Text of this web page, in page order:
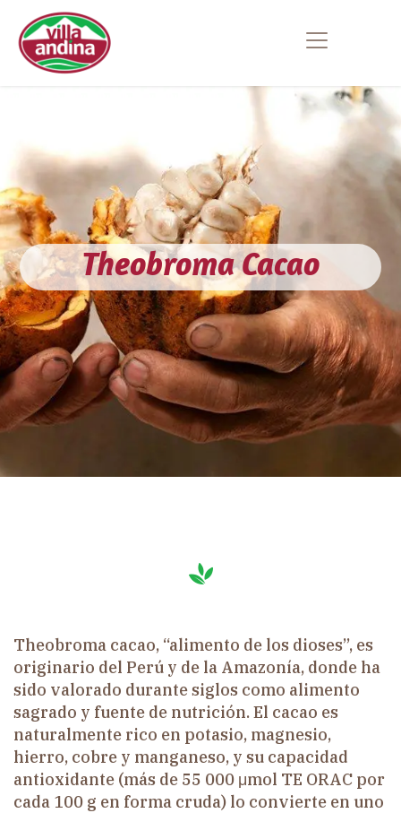
Ir al contenido
Theobroma Cacao
Theobroma cacao, “alimento de los dioses”, es
originario del Perú y de la Amazonía, donde ha
sido valorado durante siglos como alimento
sagrado y fuente de nutrición. El cacao es
naturalmente rico en potasio, magnesio,
hierro, cobre y manganeso, y su capacidad
antioxidante (más de 55 000 μmol TE ORAC por
cada 100 g en forma cruda) lo convierte en uno